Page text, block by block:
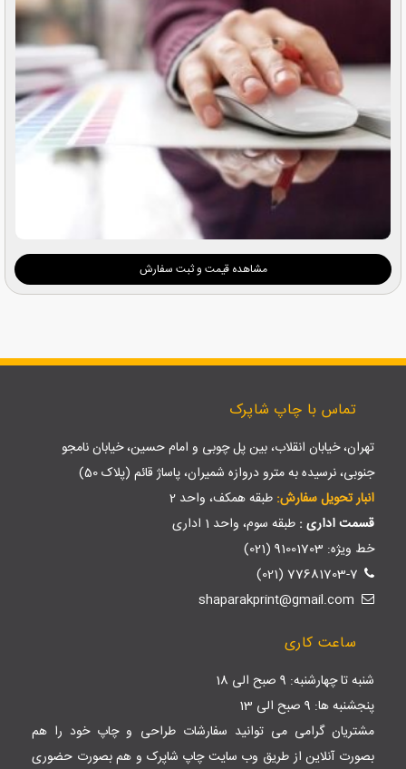
مشاهده قیمت و ثبت سفارش
تماس با چاپ شاپرک
تهران، خیابان انقلاب، بین پل چوبی و امام حسین، خیابان نامجو
جنوبی، نرسیده به مترو دروازه شمیران، پاساژ قائم (پلاک 50)
انبار تحویل سفارش: طبقه همکف، واحد 2
قسمت اداری : طبقه سوم، واحد 1 اداری
خط ویژه: 91001703 (021)
77681703-7 (021)
ساعت کاری
شنبه تا چهارشنبه: 9 صبح الی 18
پنجشنبه ها: 9 صبح الی 13
مشتریان گرامی می توانید سفارشات طراحی و چاپ خود را هم
بصورت آنلاین از طریق وب سایتچاپ شاپرک و هم بصورت حضوری